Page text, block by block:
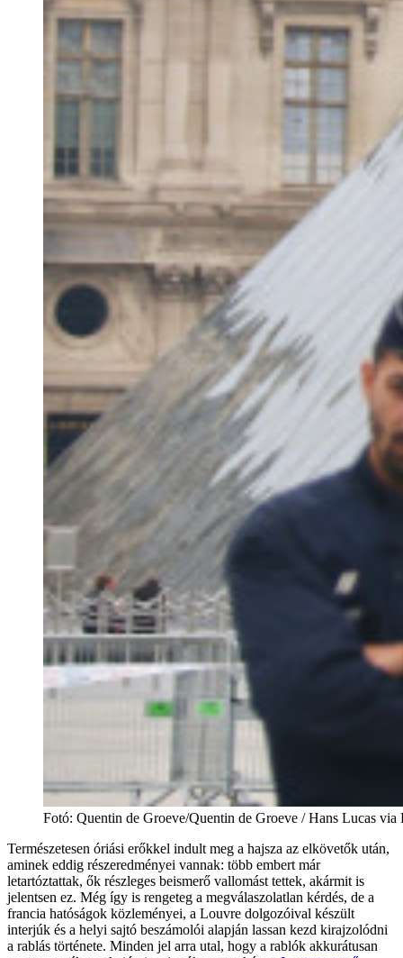
Fotó: Quentin de Groeve/Quentin de Groeve / Hans Lucas via
Természetesen óriási erőkkel indult meg a hajsza az elkövetők után,
aminek eddig részeredményei vannak: több embert már
letartóztattak, ők részleges beismerő vallomást tettek, akármit is
jelentsen ez. Még így is rengeteg a megválaszolatlan kérdés, de a
francia hatóságok közleményei, a Louvre dolgozóival készült
interjúk és a helyi sajtó beszámolói alapján lassan kezd kirajzolódni
a rablás története. Minden jel arra utal, hogy a rablók akkurátusan